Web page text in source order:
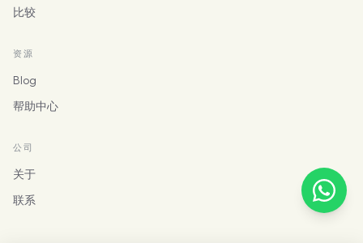
比较
资源
Blog
帮助中心
公司
关于
联系